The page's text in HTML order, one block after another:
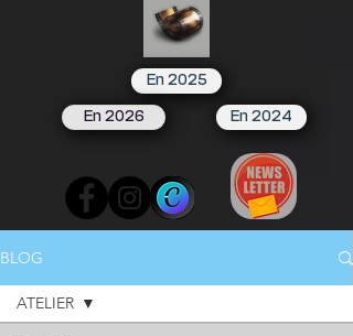
En 2025
En 2026 En 2024
BLOG
ATELIER